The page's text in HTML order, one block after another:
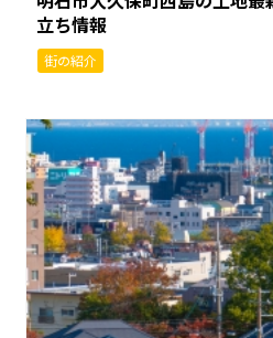
立ち情報
街の紹介